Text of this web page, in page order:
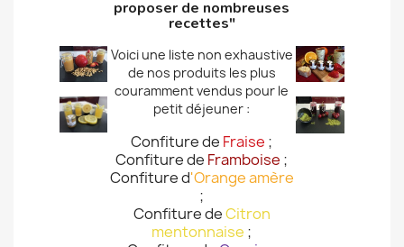
Nous vous proposons de
confitures préparées pour
les hôtels, les épiceries fines.
"Avec notre expérience,
nous pouvons vous
proposer de nombreuses
recettes"
Voici une liste non exhaustive
de nos produits les plus
couramment vendus pour le
petit déjeuner :